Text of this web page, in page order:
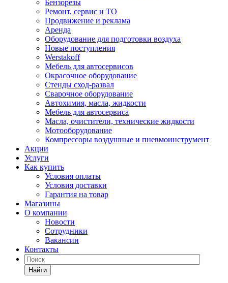
Бензорезы
Ремонт, сервис и ТО
Продвижение и реклама
Аренда
Оборудование для подготовки воздуха
Новые поступления
Werstakoff
Мебель для автосервисов
Окрасочное оборудование
Стенды сход-развал
Сварочное оборудование
Автохимия, масла, жидкости
Мебель для автосервиса
Масла, очистители, технические жидкости
Мотооборудование
Компрессоры воздушные и пневмоинструмент
Акции
Услуги
Как купить
Условия оплаты
Условия доставки
Гарантия на товар
Магазины
О компании
Новости
Сотрудники
Вакансии
Контакты
Найти